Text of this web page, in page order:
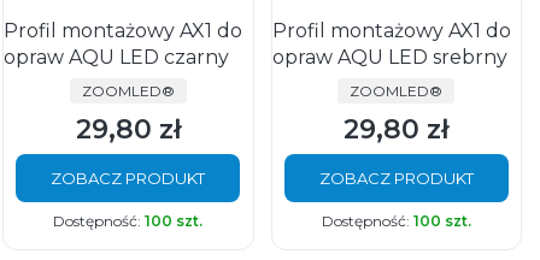
Profil montażowy AX1 do
opraw AQU LED czarny
PRODUCENT
ZOOMLED®
Cena
29,80 zł
ZOBACZ PRODUKT
Dostępność:100 szt.
Profil montażowy AX1 do
opraw AQU LED srebrny
PRODUCENT
ZOOMLED®
Cena
29,80 zł
ZOBACZ PRODUKT
Dostępność: 100 szt.